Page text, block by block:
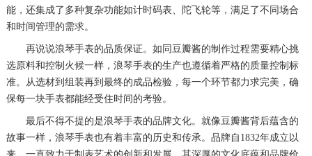
能，还集成了多种复杂功能如计时码表、陀飞轮等，满足了不同场合
和时间管理的需求。
再说说浪琴手表的品质保证。如同豆瓣酱的制作过程需要精心挑
选原料和控制火候一样，浪琴手表的生产也遵循着严格的质量控制标
准。从选材到组装再到最终的成品检验，每一个环节都力求完美，确
保每一块手表都能经受住时间的考验。
最后不得不提的是浪琴手表的品牌文化。就像豆瓣酱背后蕴含的
故事一样，浪琴手表也有着丰富的历史和传承。品牌自1832年成立以